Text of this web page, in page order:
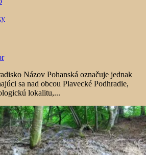
Názov Pohanská označuje jednak
sa nad obcou Plavecké Podhradie,
lokalitu,...